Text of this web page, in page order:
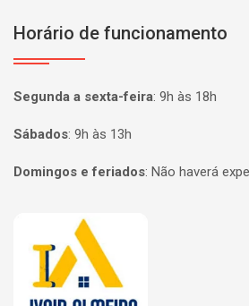
Horário de funcionamento
Segunda a sexta-feira: 9h às 18h
Sábados: 9h às 13h
Domingos e feriados: Não haverá
Página inicial